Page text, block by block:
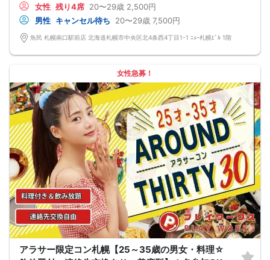
なんてことは絶対ありません！
プロフィールカードを活用し、「はじめまして」から会話を楽しみましょう。
★完全着席型・連絡先交換は自由★
完全着席型で席替えはできる限り行います。
席替えの５分前には連絡先交換を促すアナウンスをいたしますので、「連絡先交
1. ２名様以上でのご参加は必ず同性同士でお申し込みください。
2. 服装の指定はございません。多くのお客様はカジュアルな格好でおこしになら
れています。
3. 開催判断はイベント前日の時点で男性３名・女性３名以上のお申し込みからに
なりますが、当日に参加者のキャンセルで比率が崩れた場合や開催判断人数を下
回った場合、一切返金などの保証はいたしませんのでご了承ください。
4. イベントページ内の「お申し込み状況」等はキャンセルなどで当日の参加人
数、男女比率と異なる可能性がございます。
5. 当日は店舗の外ではなく店舗内で受付いたします。店内に入り店員に「街コン
で来た」旨をお伝えください。
6. お釣りの用意はございませんので、出ないようにご準備お願いします。
7. 当日は年齢確認のできる身分証をお持ちください。イベントの対象年齢でない
ことが発覚した場合、参加費を全額徴収し返金はいたしかねます。
8. 15分以上の遅刻はキャンセルとみなす可能性があります。
9. 当日受付にお越しになってからのキャンセル、途中キャンセルは出来ません。
10. イベント中止に伴うユーザーへの返金額は、チケット代金となり、交通費、宿
泊費、通信費等の返金は行いません。
お申し込みが完了した時点で上記すべての事項に同意したと判断いたします。
女性 残り4席 20〜29歳 2,500円
男性 キャンセル待ち 20〜29歳 7,500円
魚民 札幌南口駅前店 北海道札幌市中央区北4条西4丁目1-1 ﾆｭｰ札幌ﾋﾞﾙ 1階
女性急募！
アラサー限定コン札幌【25～35歳の男女・料理☆